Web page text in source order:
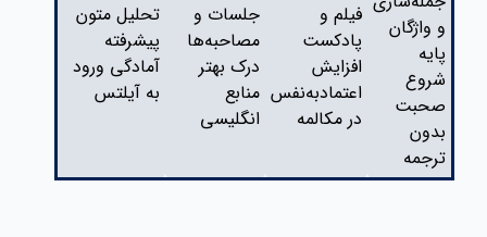
و واژگان
پایه
شروع
صحبت
بدون
ترجمه
فیلم و
پادکست
افزایش
اعتمادبه‌نفس
در مکالمه
جلسات و
مصاحبه‌ها
درک بهتر
منابع
انگلیسی
تحلیل متون
پیشرفته
آمادگی ورود
به آیلتس